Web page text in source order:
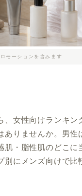
モーションを含みます
、女性向けランキ
りませんか。男性
肌・脂性肌のどこに
にメンズ向けで比